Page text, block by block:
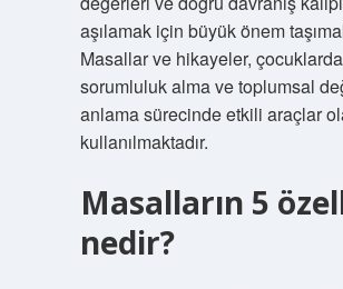
aşılamak için büyük önem
Masallar ve hikayeler,
sorumluluk alma ve toplumsal
anlama sürecinde etkili araçlar
kullanılmaktadır.
Masalların 5
nedir?